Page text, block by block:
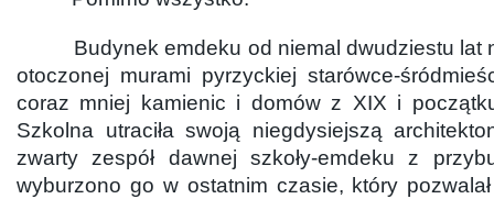
Budynek emdeku od niemal dwudziestu lat
otoczonej murami pyrzyckiej starówce-
coraz mniej kamienic i domów z XIX i
Szkolna utraciła swoją niegdysiejszą
zwarty zespół dawnej szkoły-emdeku z
wyburzono go w ostatnim czasie, który